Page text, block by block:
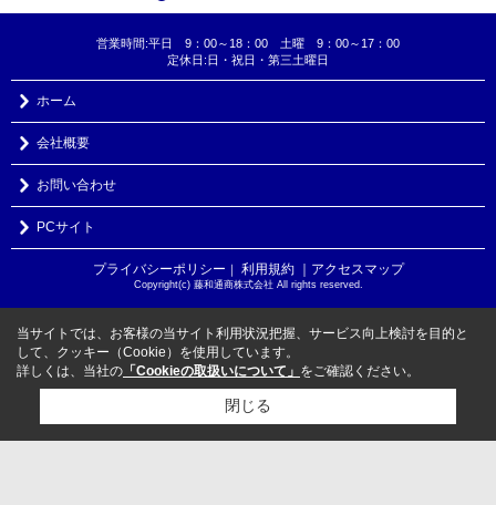
営業時間:平日 9：00～18：00 土曜 9：00～17：00
定休日:日・祝日・第三土曜日
ホーム
会社概要
お問い合わせ
PCサイト
プライバシーポリシー ｜ 利用規約 ｜アクセスマップ
Copyright(c) 藤和通商株式会社 All rights reserved.
当サイトでは、お客様の当サイト利用状況把握、サービス向上検討を目的と
して、クッキー（Cookie）を使用しています。
詳しくは、当社の 「Cookieの取扱いについて」 をご確認ください。
閉じる